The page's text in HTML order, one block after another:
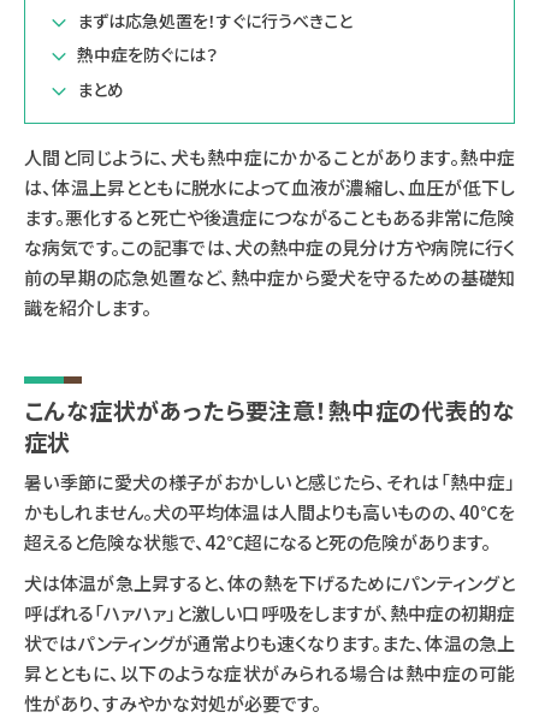
まずは応急処置を！すぐに行うべきこと
熱中症を防ぐには？
まとめ
人間と同じように、犬も熱中症にかかることがあります。熱中症
は、体温上昇とともに脱水によって血液が濃縮し、血圧が低下し
ます。悪化すると死亡や後遺症につながることもある非常に危険
な病気です。この記事では、犬の熱中症の見分け方や病院に行く
前の早期の応急処置など、熱中症から愛犬を守るための基礎知
識を紹介します。
こんな症状があったら要注意！熱中症の代表的な
症状
暑い季節に愛犬の様子がおかしいと感じたら、それは「熱中症」
かもしれません。犬の平均体温は人間よりも高いものの、40℃を
超えると危険な状態で、42℃超になると死の危険があります。
犬は体温が急上昇すると、体の熱を下げるためにパンティングと
呼ばれる「ハァハァ」と激しい口呼吸をしますが、熱中症の初期症
状ではパンティングが通常よりも速くなります。また、体温の急上
昇とともに、以下のような症状がみられる場合は熱中症の可能
性があり、すみやかな対処が必要です。